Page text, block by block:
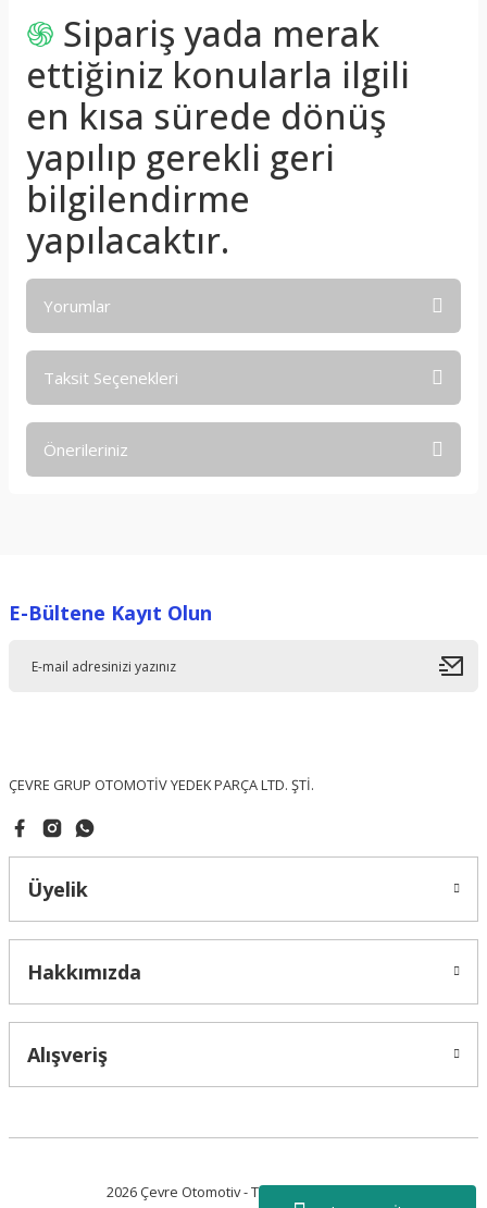
֍ Sipariş yada merak
ettiğiniz konularla ilgili
en kısa sürede dönüş
yapılıp gerekli geri
bilgilendirme
yapılacaktır.
Yorumlar
Taksit Seçenekleri
Önerileriniz
Ürün resmi kalitesiz, bozuk veya görüntülenemiyor.
E-Bültene Kayıt Olun
ÇEVRE GRUP OTOMOTİV YEDEK PARÇA LTD. ŞTİ.
Üyelik
Hakkımızda
Alışveriş
2026 Çevre Otomotiv - Tüm Hakları Saklıdır.